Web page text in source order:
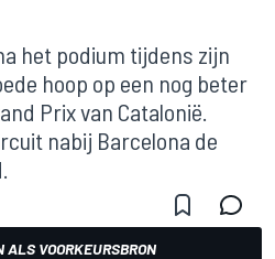
het podium tijdens zijn
hoop op een nog beter
Prix van Catalonië.
nabij Barcelona de
ALS VOORKEURSBRON